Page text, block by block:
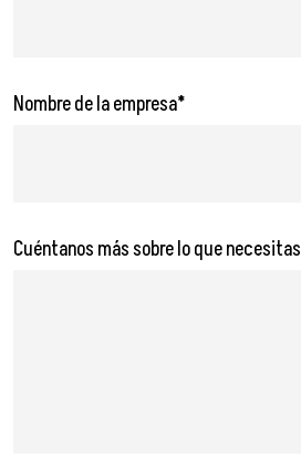
Nombre de la empresa*
Cuéntanos más sobre lo que necesitas